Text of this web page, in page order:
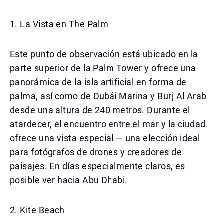
1. La Vista en The Palm
Este punto de observación está ubicado en la
parte superior de la Palm Tower y ofrece una
panorámica de la isla artificial en forma de
palma, así como de Dubái Marina y Burj Al Arab
desde una altura de 240 metros. Durante el
atardecer, el encuentro entre el mar y la ciudad
ofrece una vista especial — una elección ideal
para fotógrafos de drones y creadores de
paisajes. En días especialmente claros, es
posible ver hacia Abu Dhabi.
2. Kite Beach